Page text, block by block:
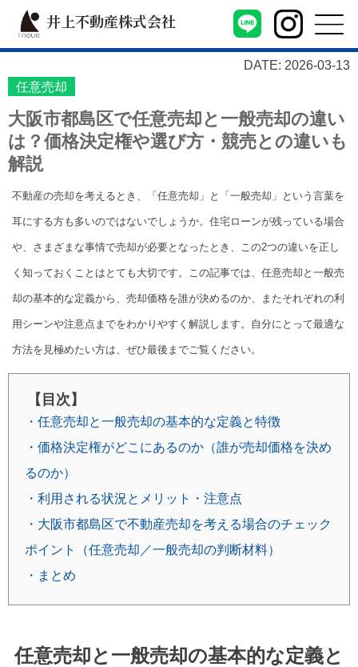
井上不動産株式会社
DATE: 2026-03-13
任意売却
大阪市都島区で任意売却と一般売却の違い
は？価格決定権や選び方・競売との違いも
解説
不動産の売却を考えるとき、「任意売却」と「一般売却」という言葉を
耳にする方も多いのではないでしょうか。住宅ローンが残っている場合
や、さまざまな事情で売却が必要となったとき、この2つの違いを正し
く知っておくことはとても大切です。この記事では、任意売却と一般売
却の基本的な定義から、売却価格を誰が決めるのか、またそれぞれの利
用シーンや注意点までをわかりやすく解説します。自分にとって最適な
方法を見極めたい方は、ぜひ最後までご覧ください。
【目次】
・任意売却と一般売却の基本的な定義と特徴
・価格決定権がどこにあるのか（誰が売却価格を決め
るのか）
・利用される状況とメリット・注意点
・大阪市都島区で不動産売却を考える場合のチェック
ポイント（任意売却／一般売却の判断材料）
・まとめ
任意売却と一般売却の基本的な定義と